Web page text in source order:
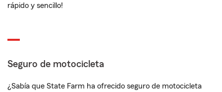
rápido y sencillo!
Seguro de motocicleta
¿Sabía que State Farm ha ofrecido seguro de motocicleta